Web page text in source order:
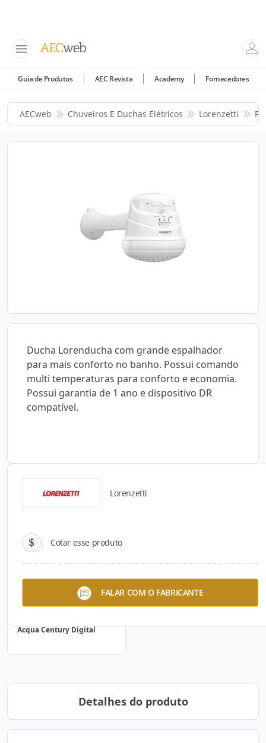
Guia de Produtos AEC Revista Academy Fornecedores
AECweb Chuveiros E Duchas Elétricos Lorenzetti
Ducha Lorenducha com grande espalhador
para mais conforto no banho. Possui comando
multi temperaturas para conforto e economia.
Possui garantia de 1 ano e dispositivo DR
compatível.
Lorenzetti
Cotar esse produto
FALAR COM O FABRICANTE
Catálogos para Download
Acqua Century Digital
Detalhes do produto